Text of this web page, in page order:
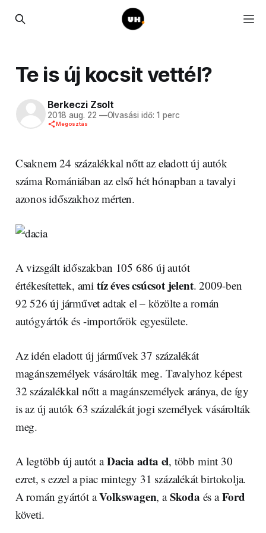
Te is új kocsit vettél?
Berkeczi Zsolt
2018 aug. 22 —Olvasási idő: 1 perc
Megosztás
Csaknem 24 százalékkal nőtt az eladott új autók
száma Romániában az első hét hónapban a tavalyi
azonos időszakhoz mérten.
A vizsgált időszakban 105 686 új autót
értékesítettek, ami tíz éves csúcsot jelent. 2009-ben
92 526 új járművet adtak el – közölte a román
autógyártók és -importőrök egyesülete.
Az idén eladott új járművek 37 százalékát
magánszemélyek vásárolták meg. Tavalyhoz képest
32 százalékkal nőtt a magánszemélyek aránya, de így
is az új autók 63 százalékát jogi személyek vásárolták
meg.
A legtöbb új autót aDacia adta el, több mint 30
ezret, s ezzel a piac mintegy 31 százalékát birtokolja.
A román gyártót aVolkswagen, aSkoda és aFord
követi.